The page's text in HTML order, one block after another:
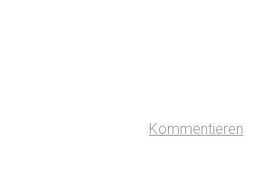
Kommentieren